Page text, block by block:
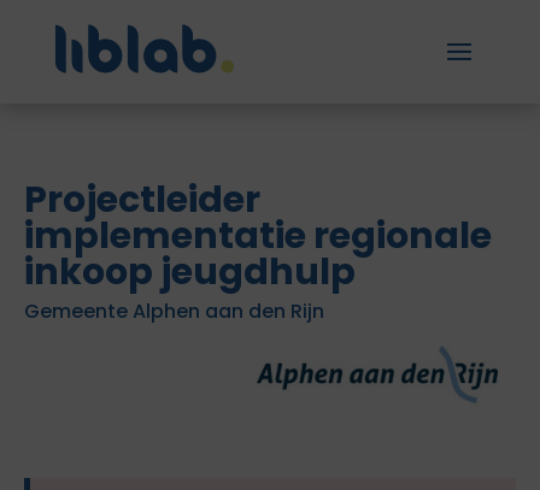
Projectleider
implementatie regionale
inkoop jeugdhulp
Gemeente Alphen aan den Rijn